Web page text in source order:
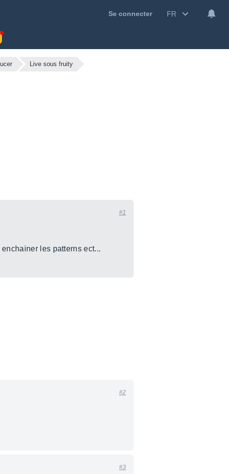
Se connecter FR
Live sous fruity
#1
les patterns ect...
#2
#3